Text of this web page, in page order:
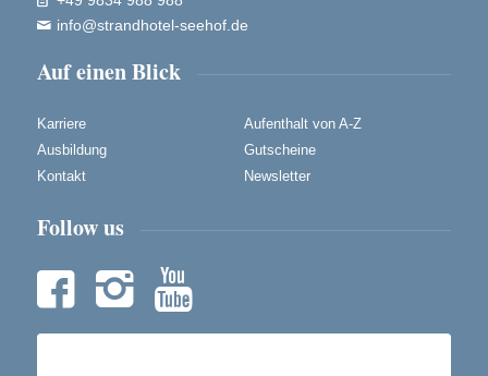
 info@strandhotel-seehof.de
Auf einen Blick
Karriere
Ausbildung
Kontakt
Aufenthalt von A-Z
Gutscheine
Newsletter
Follow us